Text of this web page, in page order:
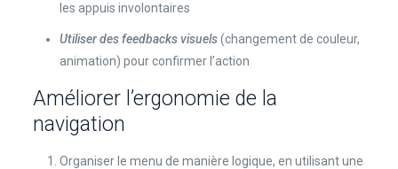
les appuis involontaires
Utiliser des feedbacks visuels(changement de couleur,
animation) pour confirmer l’action
Améliorer l’ergonomie de la
navigation
Organiser le menu de manière logique, en utilisant une